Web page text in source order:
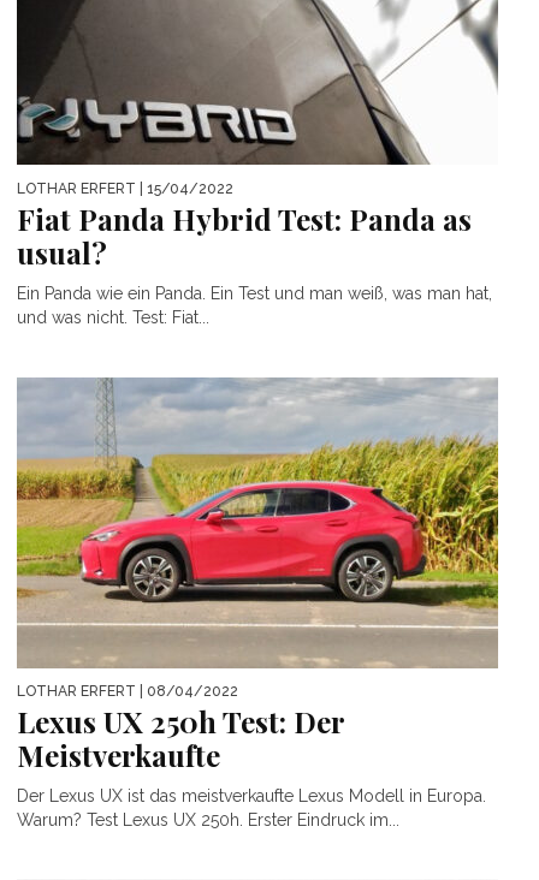
LOTHAR ERFERT | 15/04/2022
Fiat Panda Hybrid Test: Panda as
usual?
Ein Panda wie ein Panda. Ein Test und man weiß, was man hat,
und was nicht. Test: Fiat...
LOTHAR ERFERT | 08/04/2022
Lexus UX 250h Test: Der
Meistverkaufte
Der Lexus UX ist das meistverkaufte Lexus Modell in Europa.
Warum? Test Lexus UX 250h. Erster Eindruck im...